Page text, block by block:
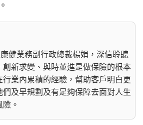
健業務副行政總裁楊娟，深信聆聽
創新求變、與時並進是做保險的根本
業內累積的經驗，幫助客戶明白更
們及早規劃及有足夠保障去面對人生
。